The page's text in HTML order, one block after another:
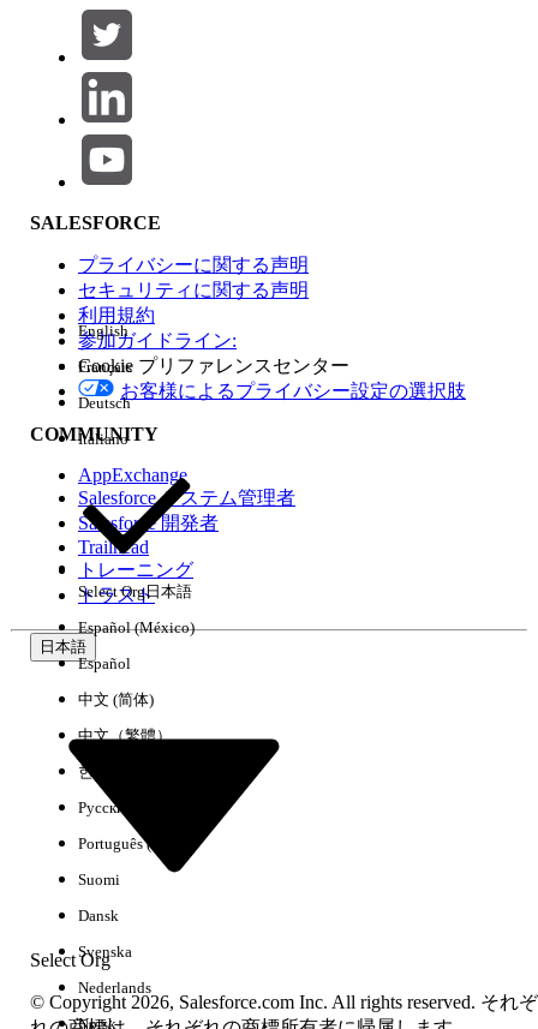
絞り込み条件を選択
製品エリア
機能の影響
エディション
環境
SALESFORCE
プライバシーに関する声明
セキュリティに関する声明
利用規約
参加ガイドライン:
Cookie プリファレンスセンター
お客様によるプライバシー設定の選択肢
COMMUNITY
AppExchange
Salesforce システム管理者
Salesforce 開発者
Trailhead
トレーニング
トラスト
日本語
Select Org
English
Français
Deutsch
Italiano
Select Org日本語
Español (México)
Español
中文 (简体)
中文（繁體）
한국어
Русский
Português (Brasil)
Suomi
Dansk
Svenska
Nederlands
Norsk
© Copyright 2026, Salesforce.com Inc. All rights reserved. それぞ